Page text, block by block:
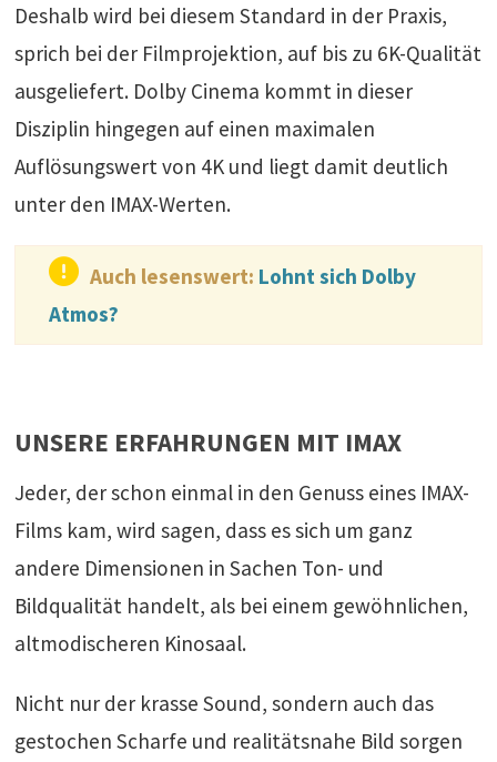
Deshalb wird bei diesem Standard in der Praxis,
sprich bei der Filmprojektion, auf bis zu 6K-Qualität
ausgeliefert. Dolby Cinema kommt in dieser
Disziplin hingegen auf einen maximalen
Auflösungswert von 4K und liegt damit deutlich
unter den IMAX-Werten.
Auch lesenswert: Lohnt sich Dolby
Atmos?
UNSERE ERFAHRUNGEN MIT IMAX
Jeder, der schon einmal in den Genuss eines IMAX-
Films kam, wird sagen, dass es sich um ganz
andere Dimensionen in Sachen Ton- und
Bildqualität handelt, als bei einem gewöhnlichen,
altmodischeren Kinosaal.
Nicht nur der krasse Sound, sondern auch das
gestochen Scharfe und realitätsnahe Bild sorgen